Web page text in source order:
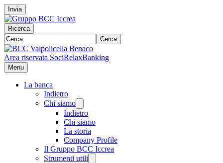
Invia
Ricerca
Cerca
Area riservata SociRelaxBanking
Menu
La banca
Indietro
Chi siamo
Indietro
Chi siamo
La storia
Company Profile
Il Gruppo BCC Iccrea
Strumenti utili